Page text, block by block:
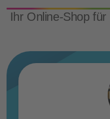
Ihr Online-Shop